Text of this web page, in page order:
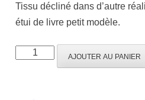
Tissu décliné dans d’autre
étui de livre petit modèle.
AJOUTER AU PANIER